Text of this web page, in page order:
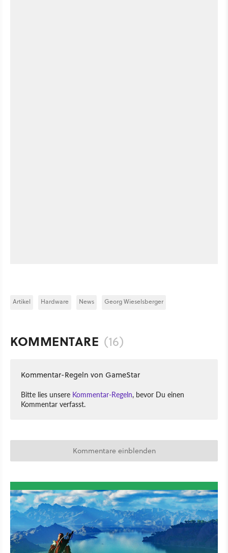
Artikel Hardware News Georg Wieselsberger
KOMMENTARE (16)
Kommentar-Regeln von GameStar
Bitte lies unsere Kommentar-Regeln, bevor Du einen
Kommentar verfasst.
Kommentare einblenden